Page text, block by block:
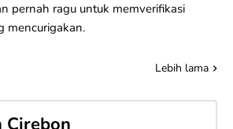
pernah ragu untuk memverifikasi
mencurigakan.
Lebih lama